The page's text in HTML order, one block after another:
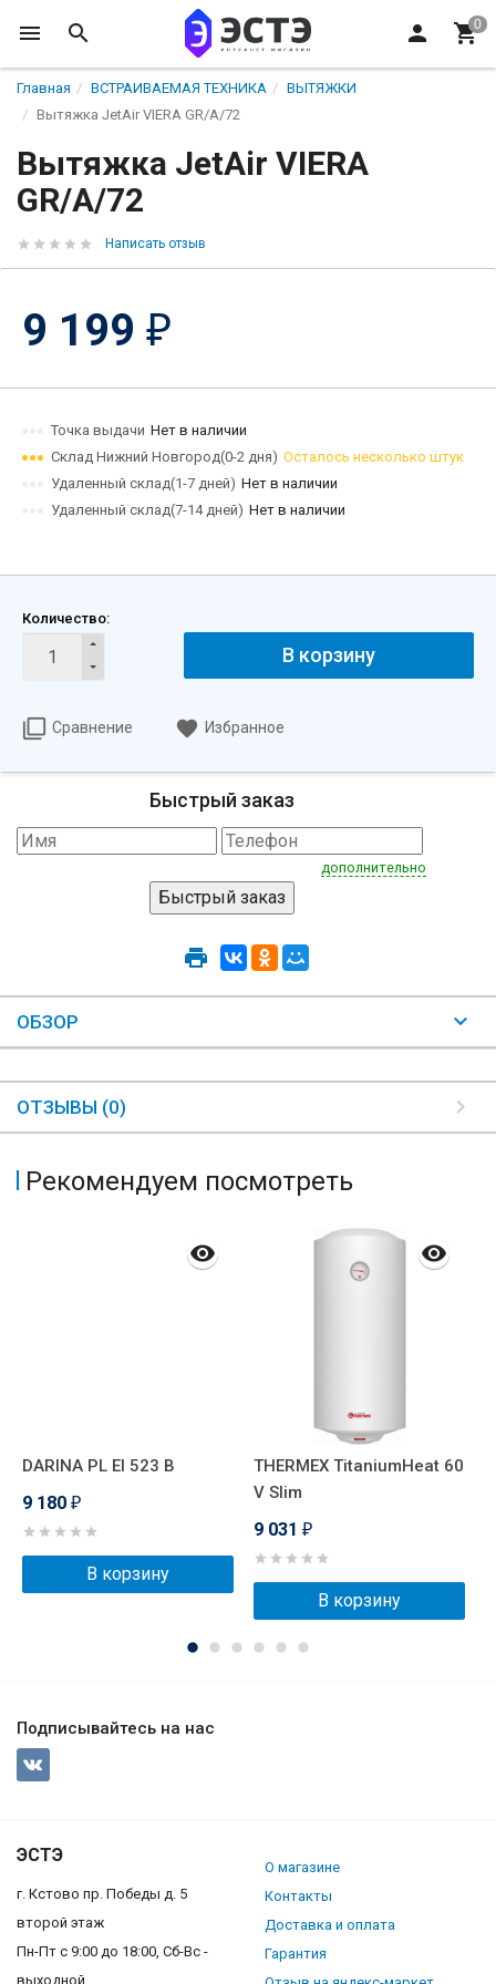
Главная ВСТРАИВАЕМАЯ ТЕХНИКА
ВЫТЯЖКИ
Вытяжка JetAir VIERA GR/A/72
Вытяжка JetAir VIERA
GR/A/72
Написать отзыв
9 199 ₽
Точка выдачи Нет в наличии
Склад Нижний Новгород(0-2 дня) Осталось несколько штук
Удаленный склад(1-7 дней) Нет в наличии
Удаленный склад(7-14 дней) Нет в наличии
Количество:
В корзину
Сравнение Избранное
Быстрый заказ
дополнительно
ОБЗОР
ОТЗЫВЫ (0)
Рекомендуем посмотреть
DARINA PL EI 523 B
9 180 ₽
В корзину
THERMEX TitaniumHeat 60
V Slim
9 031 ₽
В корзину
Подписывайтесь на нас
ЭСТЭ
г. Кстово пр. Победы д. 5
второй этаж
Пн-Пт с 9:00 до 18:00, Сб-Вс -
выходной
О магазине
Контакты
Доставка и оплата
Гарантия